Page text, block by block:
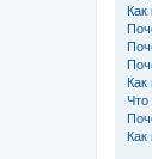
Как
Что